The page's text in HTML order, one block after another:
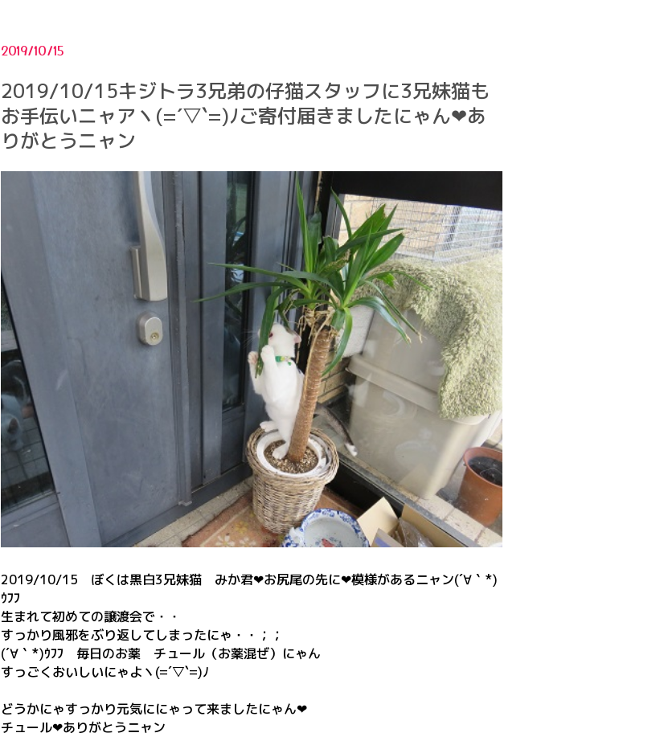
2019/10/15
2019/10/15キジトラ3兄弟の仔猫スタッフに3兄妹猫も
お手伝いニャアヽ(=´▽`=)ﾉご寄付届きましたにゃん❤あ
りがとうニャン
2019/10/15 ぼくは黒白3兄妹猫 みか君❤お尻尾の先に❤模様があるニャン(´∀｀*)
ｳﾌﾌ
生まれて初めての譲渡会で・・
すっかり風邪をぶり返してしまったにゃ・・；；
(´∀｀*)ｳﾌﾌ 毎日のお薬 チュール（お薬混ぜ）にゃん
すっごくおいしいにゃよヽ(=´▽`=)ﾉ
どうかにゃすっかり元気ににゃって来ましたにゃん❤
チュール❤ありがとうニャン